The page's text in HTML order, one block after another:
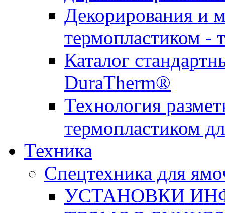
Декорирования и
термопластиком -
Каталог
DuraTherm®
Технология
термопластиком
Техника
Спецтехника для
УСТАНОВКИ